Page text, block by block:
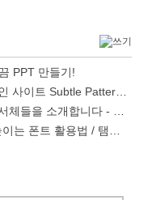
PPT 만들기!
사이트 Subtle Patterns
체들을 소개합니다 - 2탄
는 폰트 활용법 / 탬블릿 나눔